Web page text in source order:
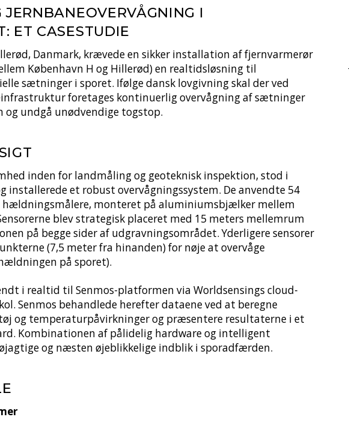
JERNBANEOVERVÅGNING I
ET CASESTUDIE
Danmark, krævede en sikker installation af fjernvarmerør
København H og Hillerød) en realtidsløsning til
sætninger i sporet. Ifølge dansk lovgivning skal der ved
foretages kontinuerlig overvågning af sætninger
og undgå unødvendige togstop.
inden for landmåling og geoteknisk inspektion, stod i
installerede et robust overvågningssystem. De anvendte 54
hældningsmålere, monteret på aluminiumsbjælker mellem
blev strategisk placeret med 15 meters mellemrum
på begge sider af udgravningsområdet. Yderligere sensorer
(7,5 meter fra hinanden) for nøje at overvåge
på sporet).
i realtid til Senmos-platformen via Worldsensings cloud-
Senmos behandlede herefter dataene ved at beregne
og temperaturpåvirkninger og præsentere resultaterne i et
Kombinationen af pålidelig hardware og intelligent
og næsten øjeblikkelige indblik i sporadfærden.